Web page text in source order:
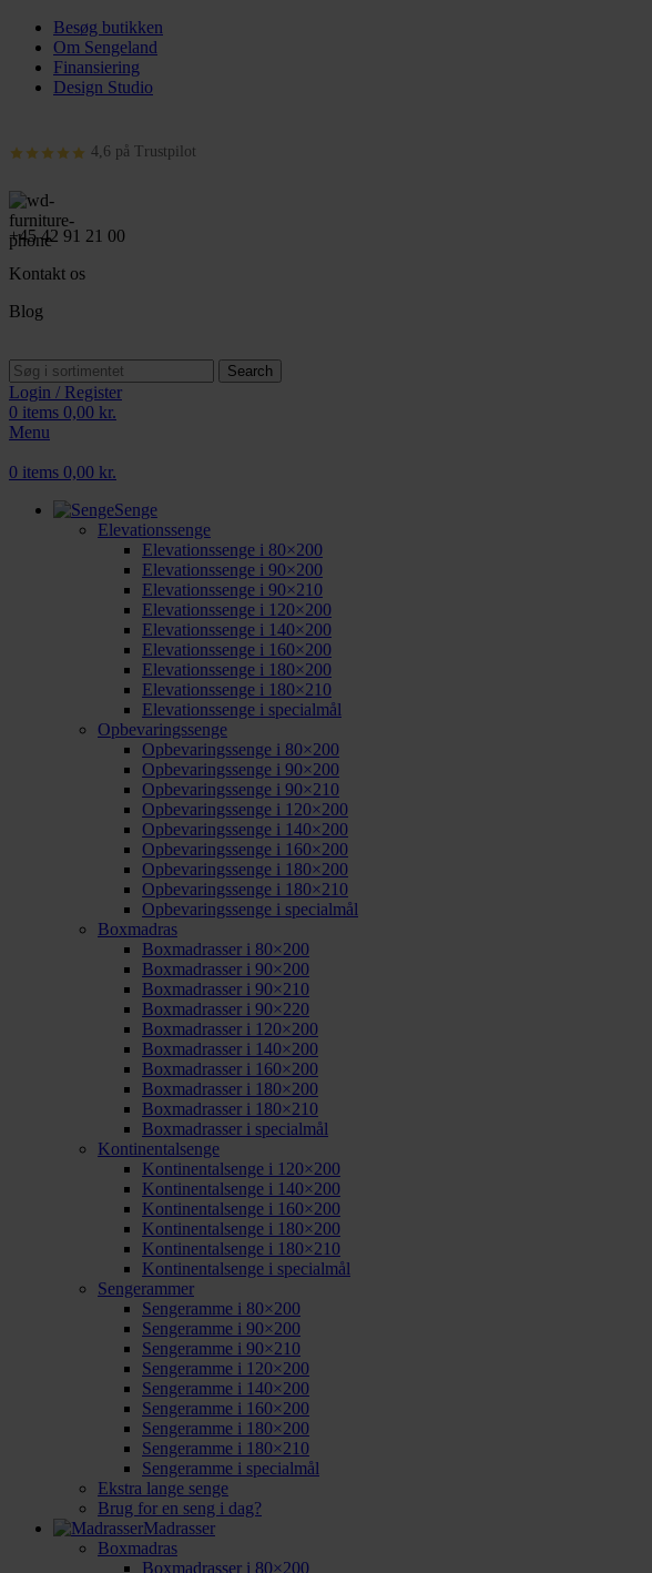
Besøg butikken
Om Sengeland
Finansiering
Design Studio
4,6 på Trustpilot
+45 42 91 21 00
Kontakt os
Blog
Search
Login / Register
0 items 0,00 kr.
Menu
0 items 0,00 kr.
Senge
Elevationssenge
Elevationssenge i 80×200
Elevationssenge i 90×200
Elevationssenge i 90×210
Elevationssenge i 120×200
Elevationssenge i 140×200
Elevationssenge i 160×200
Elevationssenge i 180×200
Elevationssenge i 180×210
Elevationssenge i specialmål
Opbevaringssenge
Opbevaringssenge i 80×200
Opbevaringssenge i 90×200
Opbevaringssenge i 90×210
Opbevaringssenge i 120×200
Opbevaringssenge i 140×200
Opbevaringssenge i 160×200
Opbevaringssenge i 180×200
Opbevaringssenge i 180×210
Opbevaringssenge i specialmål
Boxmadras
Boxmadrasser i 80×200
Boxmadrasser i 90×200
Boxmadrasser i 90×210
Boxmadrasser i 90×220
Boxmadrasser i 120×200
Boxmadrasser i 140×200
Boxmadrasser i 160×200
Boxmadrasser i 180×200
Boxmadrasser i 180×210
Boxmadrasser i specialmål
Kontinentalsenge
Kontinentalsenge i 120×200
Kontinentalsenge i 140×200
Kontinentalsenge i 160×200
Kontinentalsenge i 180×200
Kontinentalsenge i 180×210
Kontinentalsenge i specialmål
Sengerammer
Sengeramme i 80×200
Sengeramme i 90×200
Sengeramme i 90×210
Sengeramme i 120×200
Sengeramme i 140×200
Sengeramme i 160×200
Sengeramme i 180×200
Sengeramme i 180×210
Sengeramme i specialmål
Ekstra lange senge
Brug for en seng i dag?
Madrasser
Boxmadras
Boxmadrasser i 80×200